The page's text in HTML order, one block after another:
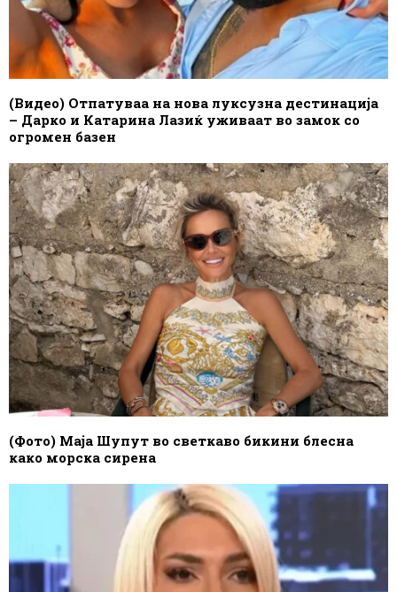
(Видео) Отпатуваа на нова луксузна дестинација
– Дарко и Катарина Лазиќ уживаат во замок со
огромен базен
(Фото) Маја Шупут во светкаво бикини блесна
како морска сирена